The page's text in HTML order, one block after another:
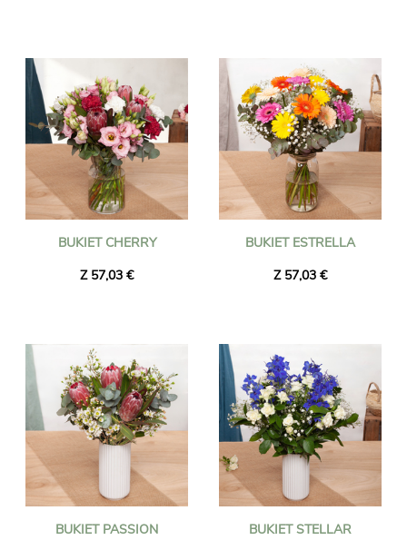
BUKIET CHERRY
Z 57,03 €
BUKIET ESTRELLA
Z 57,03 €
BUKIET PASSION
BUKIET STELLAR